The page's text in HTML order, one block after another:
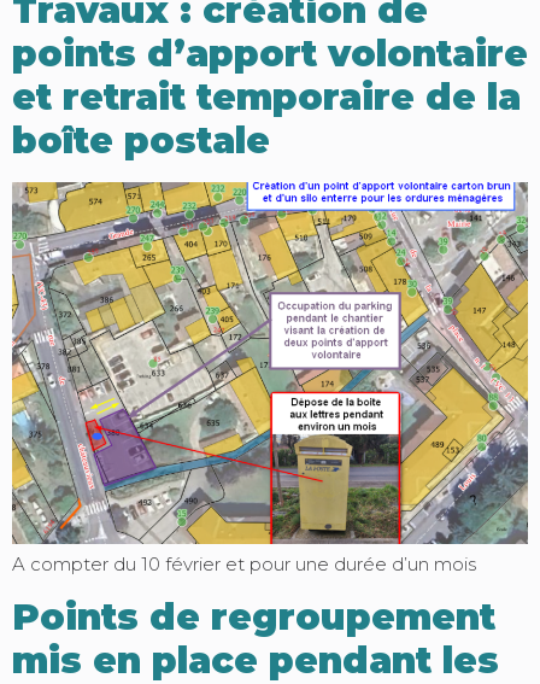
Travaux : création de
points d’apport volontaire
et retrait temporaire de la
boîte postale
A compter du 10 février et pour une durée d’un mois
Points de regroupement
mis en place pendant les